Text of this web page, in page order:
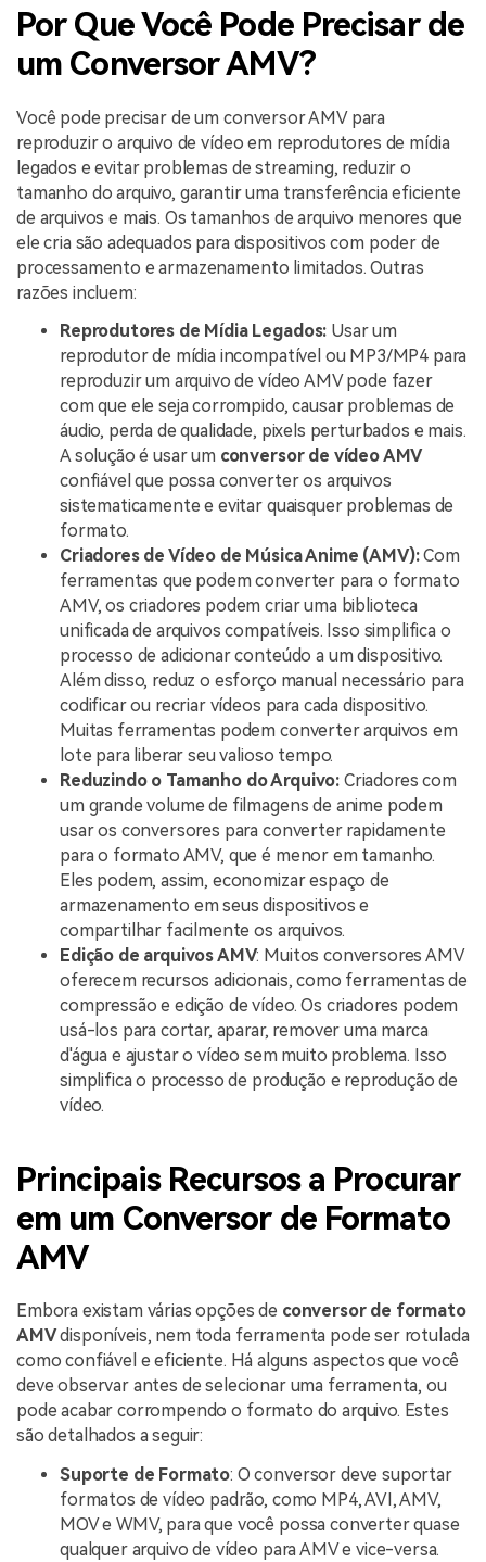
Por Que Você Pode Precisar de
um Conversor AMV?
Você pode precisar de um conversor AMV para
reproduzir o arquivo de vídeo em reprodutores de mídia
legados e evitar problemas de streaming, reduzir o
tamanho do arquivo, garantir uma transferência eficiente
de arquivos e mais. Os tamanhos de arquivo menores que
ele cria são adequados para dispositivos com poder de
processamento e armazenamento limitados. Outras
razões incluem:
Reprodutores de Mídia Legados: Usar um
reprodutor de mídia incompatível ou MP3/MP4 para
reproduzir um arquivo de vídeo AMV pode fazer
com que ele seja corrompido, causar problemas de
áudio, perda de qualidade, pixels perturbados e mais.
A solução é usar um conversor de vídeo AMV
confiável que possa converter os arquivos
sistematicamente e evitar quaisquer problemas de
formato.
Criadores de Vídeo de Música Anime (AMV):Com
ferramentas que podem converter para o formato
AMV, os criadores podem criar uma biblioteca
unificada de arquivos compatíveis. Isso simplifica o
processo de adicionar conteúdo a um dispositivo.
Além disso, reduz o esforço manual necessário para
codificar ou recriar vídeos para cada dispositivo.
Muitas ferramentas podem converter arquivos em
lote para liberar seu valioso tempo.
Reduzindo o Tamanho do Arquivo: Criadores com
um grande volume de filmagens de anime podem
usar os conversores para converter rapidamente
para o formato AMV, que é menor em tamanho.
Eles podem, assim, economizar espaço de
armazenamento em seus dispositivos e
compartilhar facilmente os arquivos.
Edição de arquivos AMV: Muitos conversores AMV
oferecem recursos adicionais, como ferramentas de
compressão e edição de vídeo. Os criadores podem
usá-los para cortar, aparar, remover uma marca
d'água e ajustar o vídeo sem muito problema. Isso
simplifica o processo de produção e reprodução de
vídeo.
Principais Recursos a Procurar
em um Conversor de Formato
AMV
Embora existam várias opções de conversor de formato
AMVdisponíveis, nem toda ferramenta pode ser rotulada
como confiável e eficiente. Há alguns aspectos que você
deve observar antes de selecionar uma ferramenta, ou
pode acabar corrompendo o formato do arquivo. Estes
são detalhados a seguir:
Suporte de Formato: O conversor deve suportar
formatos de vídeo padrão, como MP4, AVI, AMV,
MOV e WMV, para que você possa converter quase
qualquer arquivo de vídeo para AMV e vice-versa.